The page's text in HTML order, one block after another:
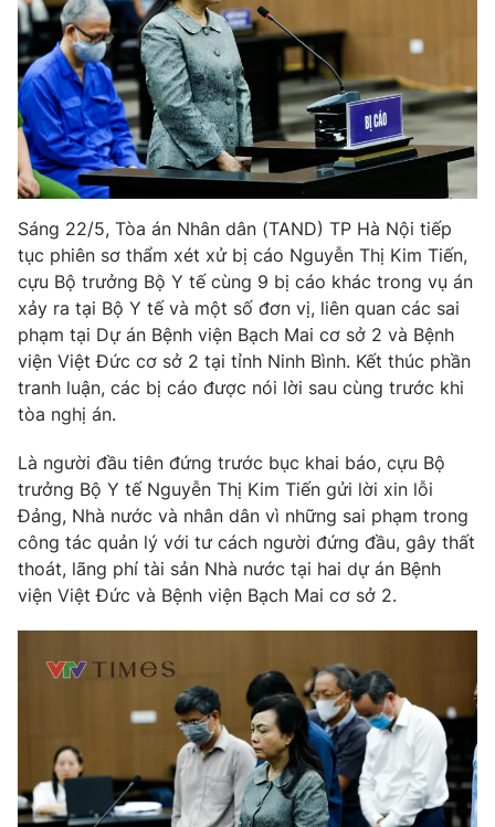
Góc doanh nghiệp
Truyền hình
Phim VTV
Hậu trường
Nhân vật
Khán giả
Giải sao mai
Giải trí
Điện ảnh
Âm nhạc
Đời sống
Du lịch
Làm đẹp
Chất lượng cuộc sống
Giáo dục
Tuyển sinh
Học trực tuyến
Công nghệ
Hitech Công nghệ tương lai
Sản phẩm
Thị trường
Giao lưu trực tuyến
Lịch phát sóng
Chuyên mục khác
Emagazine Podcast
Photo Infographic
VTV Thể thao
VTV Sức khoẻ Bất động sản
Sáng 22/5, Tòa án Nhân dân (TAND) TP Hà Nội tiếp
tục phiên sơ thẩm xét xử bị cáo Nguyễn Thị Kim Tiến,
cựu Bộ trưởng Bộ Y tế cùng 9 bị cáo khác trong vụ án
xảy ra tại Bộ Y tế và một số đơn vị, liên quan các sai
phạm tại Dự án Bệnh viện Bạch Mai cơ sở 2 và Bệnh
viện Việt Đức cơ sở 2 tại tỉnh Ninh Bình. Kết thúc phần
tranh luận, các bị cáo được nói lời sau cùng trước khi
tòa nghị án.
Là người đầu tiên đứng trước bục khai báo, cựu Bộ
trưởng Bộ Y tế Nguyễn Thị Kim Tiến gửi lời xin lỗi
Đảng, Nhà nước và nhân dân vì những sai phạm trong
công tác quản lý với tư cách người đứng đầu, gây thất
thoát, lãng phí tài sản Nhà nước tại hai dự án Bệnh
viện Việt Đức và Bệnh viện Bạch Mai cơ sở 2.